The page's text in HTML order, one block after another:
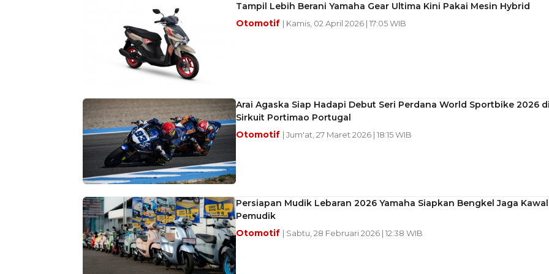
Tampil Lebih Berani Yamaha Gear Ultima Kini Pakai Mesin Hybrid
Otomotif | Kamis, 02 April 2026 | 17:05 WIB
Arai Agaska Siap Hadapi Debut Seri Perdana World Sportbike 2026
Sirkuit Portimao Portugal
Otomotif | Jum'at, 27 Maret 2026 | 18:15 WIB
Persiapan Mudik Lebaran 2026 Yamaha Siapkan Bengkel Jaga Kawal
Pemudik
Otomotif | Sabtu, 28 Februari 2026 | 12:38 WIB